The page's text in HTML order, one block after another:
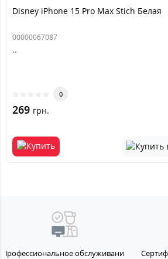
Disney iPhone 15 Pro Max Stich Белая
00000067087
..
0
269 грн.
Профессиональное обслуживание